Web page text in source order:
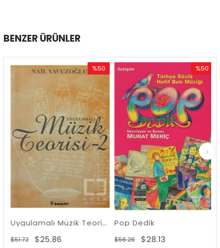
BENZER ÜRÜNLER
Uygulamalı Müzik Teorisi 2
$25.86
$51.72
%50
İndirim
%50İndirim
Pop Dedik
$28.13
$56.26
%50
İndirim
%50İndirim